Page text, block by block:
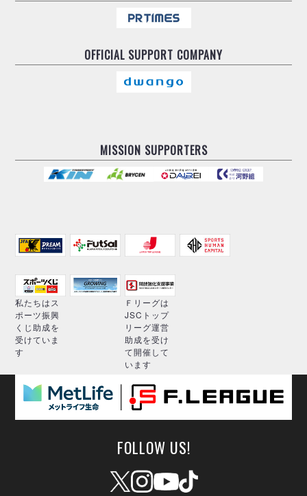
OFFICIAL SUPPORT COMPANY
MISSION SUPPORTERS
私たちはス
ポーツ振興
くじ助成を
受けていま
す
Ｆリーグは
JSCトップ
リーグ運営
助成を受け
て開催して
います
FOLLOW US!